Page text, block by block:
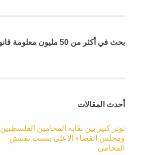
بحث في أكثر من 50 مليون معلومة قانونية
أحدث المقالات
توتر كبير بين نقابة المحامين الفلسطيين
ومجلس القضاء الاعلى بسبب تفتيش
المحامي